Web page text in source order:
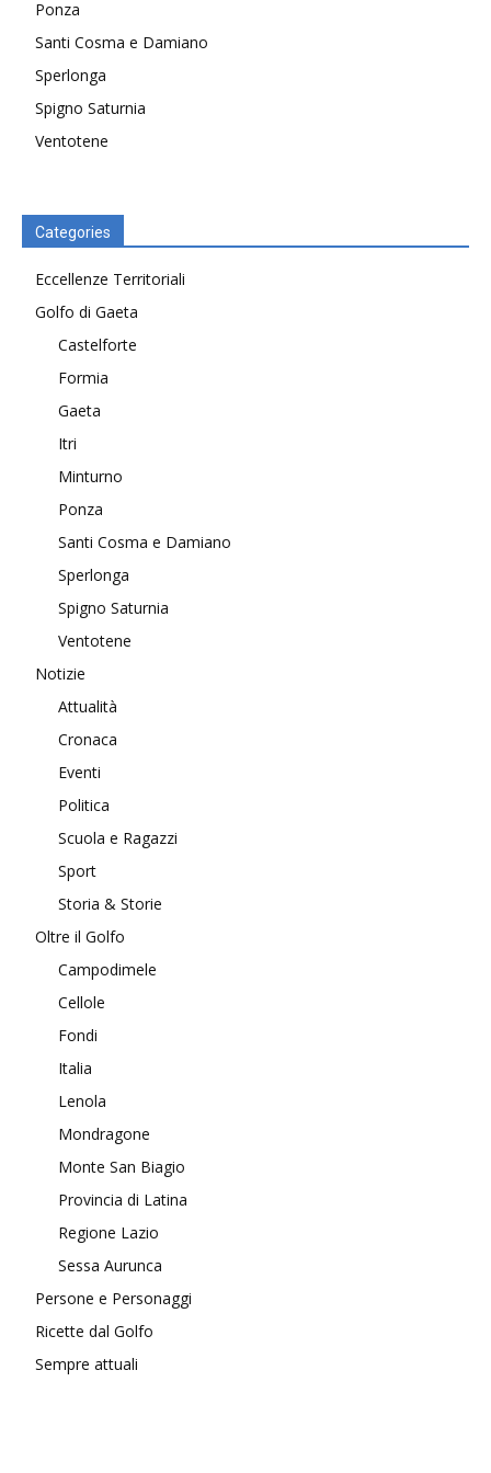
Ponza
Santi Cosma e Damiano
Sperlonga
Spigno Saturnia
Ventotene
Categories
Eccellenze Territoriali
Golfo di Gaeta
Castelforte
Formia
Gaeta
Itri
Minturno
Ponza
Santi Cosma e Damiano
Sperlonga
Spigno Saturnia
Ventotene
Notizie
Attualità
Cronaca
Eventi
Politica
Scuola e Ragazzi
Sport
Storia & Storie
Oltre il Golfo
Campodimele
Cellole
Fondi
Italia
Lenola
Mondragone
Monte San Biagio
Provincia di Latina
Regione Lazio
Sessa Aurunca
Persone e Personaggi
Ricette dal Golfo
Sempre attuali